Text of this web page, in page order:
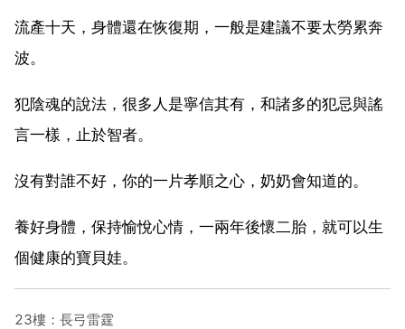
流產十天，身體還在恢復期，一般是建議不要太勞累奔
波。
犯陰魂的說法，很多人是寧信其有，和諸多的犯忌與謠
言一樣，止於智者。
沒有對誰不好，你的一片孝順之心，奶奶會知道的。
養好身體，保持愉悅心情，一兩年後懷二胎，就可以生
個健康的寶貝娃。
23樓：長弓雷霆